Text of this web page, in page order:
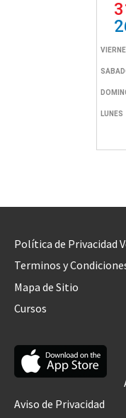
Política de Privacidad
Terminos y
Mapa de Sitio
Cursos
Aviso de Privacidad